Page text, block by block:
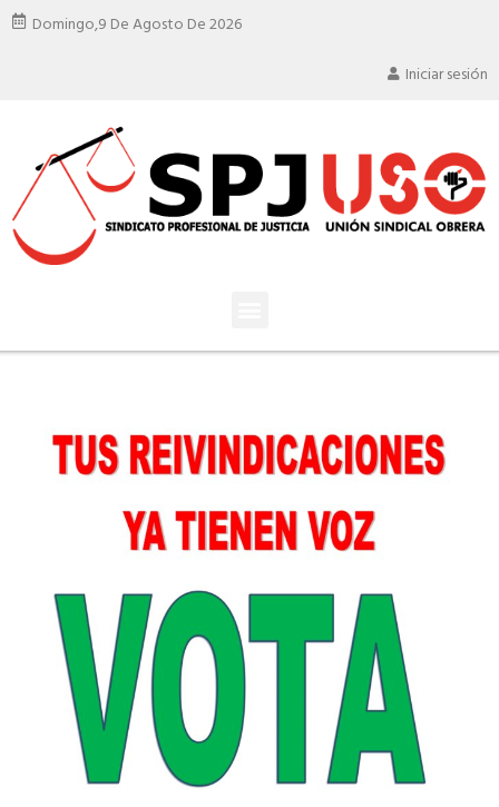
Domingo,9 De Agosto De 2026
Iniciar sesión